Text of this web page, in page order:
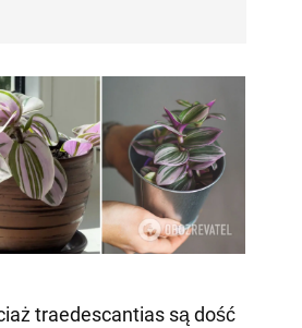
traedescantias są dość